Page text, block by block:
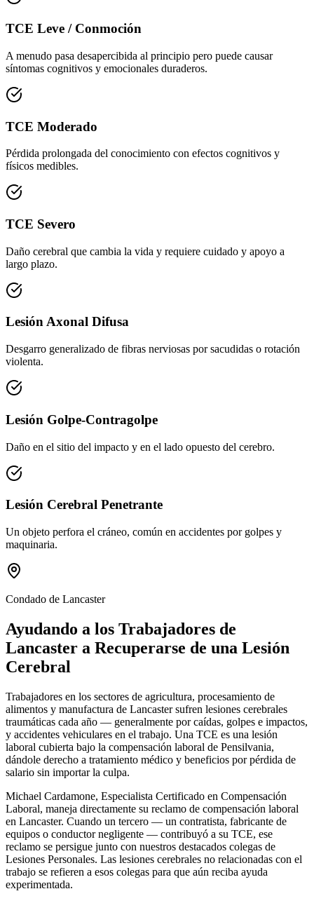
TCE Leve / Conmoción
A menudo pasa desapercibida al principio pero puede causar
síntomas cognitivos y emocionales duraderos.
TCE Moderado
Pérdida prolongada del conocimiento con efectos cognitivos y
físicos medibles.
TCE Severo
Daño cerebral que cambia la vida y requiere cuidado y apoyo a
largo plazo.
Lesión Axonal Difusa
Desgarro generalizado de fibras nerviosas por sacudidas o rotación
violenta.
Lesión Golpe-Contragolpe
Daño en el sitio del impacto y en el lado opuesto del cerebro.
Lesión Cerebral Penetrante
Un objeto perfora el cráneo, común en accidentes por golpes y
maquinaria.
Condado de Lancaster
Ayudando a los Trabajadores de
Lancaster a Recuperarse de una Lesión
Cerebral
Trabajadores en los sectores de agricultura, procesamiento de
alimentos y manufactura de Lancaster sufren lesiones cerebrales
traumáticas cada año — generalmente por caídas, golpes e impactos,
y accidentes vehiculares en el trabajo. Una TCE es una lesión
laboral cubierta bajo la compensación laboral de Pensilvania,
dándole derecho a tratamiento médico y beneficios por pérdida de
salario sin importar la culpa.
Michael Cardamone, Especialista Certificado en Compensación
Laboral, maneja directamente su reclamo de compensación laboral
en Lancaster. Cuando un tercero — un contratista, fabricante de
equipos o conductor negligente — contribuyó a su TCE, ese
reclamo se persigue junto con nuestros destacados colegas de
Lesiones Personales. Las lesiones cerebrales no relacionadas con el
trabajo se refieren a esos colegas para que aún reciba ayuda
experimentada.